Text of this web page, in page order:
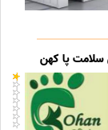
پا کهن